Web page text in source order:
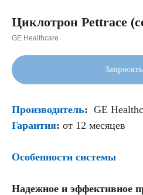
Циклотрон Pettrace
GE Healthcare
Производитель: GE
Гарантия: от 12 месяцев
Особенности системы
Надежное и эффективное